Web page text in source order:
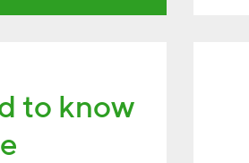
to know